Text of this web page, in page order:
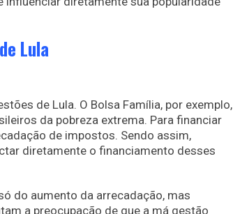
Lula
de Lula. O Bolsa Família, por exemplo,
da pobreza extrema. Para financiar
de impostos. Sendo assim,
diretamente o financiamento desses
do aumento da arrecadação, mas
a preocupação de que a má gestão